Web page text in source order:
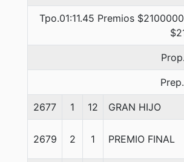
Tpo.01:11.45 Premios
2677 1 12 GRAN HIJO
2679 2 1 PREMIO FINAL